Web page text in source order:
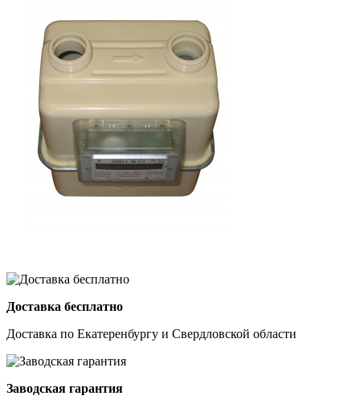
Доставка бесплатно
Доставка по Екатеренбургу и Свердловской области
Заводская гарантия